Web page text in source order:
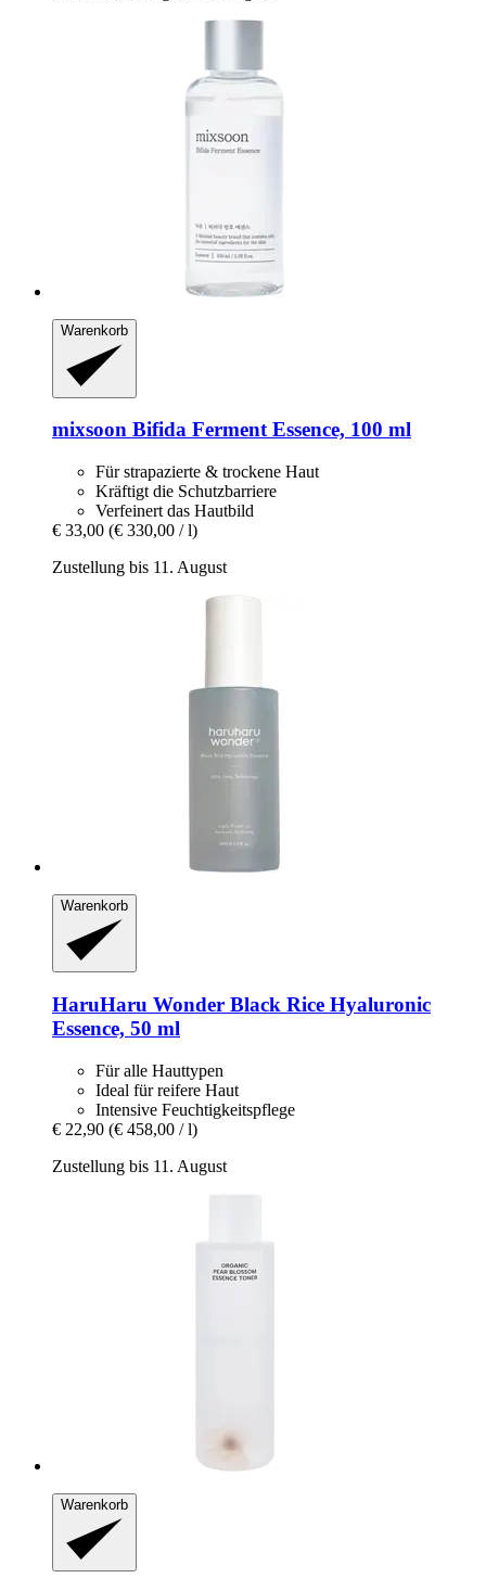
Warenkorb
mixsoon Bifida Ferment Essence, 100 ml
Für strapazierte & trockene Haut
Kräftigt die Schutzbarriere
Verfeinert das Hautbild
€ 33,00 (€ 330,00 / l)
Zustellung bis 11. August
Warenkorb
HaruHaru Wonder Black Rice Hyaluronic
Essence, 50 ml
Für alle Hauttypen
Ideal für reifere Haut
Intensive Feuchtigkeitspflege
€ 22,90 (€ 458,00 / l)
Zustellung bis 11. August
Warenkorb